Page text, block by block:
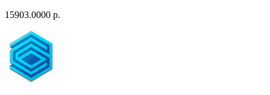
15903.0000 р.